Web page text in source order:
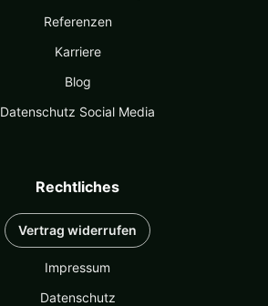
Referenzen
Karriere
Blog
Datenschutz Social Media
Rechtliches
Vertrag widerrufen
Impressum
Datenschutz